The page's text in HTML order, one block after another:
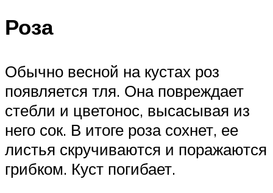
Роза
Обычно весной на кустах роз
появляется тля. Она повреждает
стебли и цветонос, высасывая из
него сок. В итоге роза сохнет, ее
листья скручиваются и поражаются
грибком. Куст погибает.